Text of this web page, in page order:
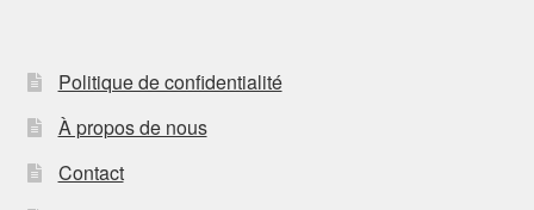
Politique de confidentialité
À propos de nous
Contact